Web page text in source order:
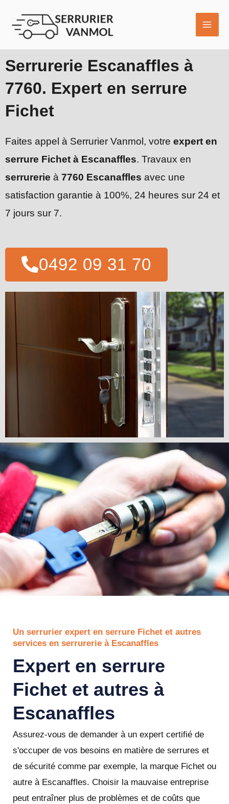
contenu
Serrurerie Escanaffles à
7760. Expert en serrure
Fichet
Faites appel à Serrurier Vanmol, votre expert en
serrure Fichet à Escanaffles. Travaux en
serrurerie à 7760 Escanaffles avec une
satisfaction garantie à 100%, 24 heures sur 24 et
7 jours sur 7.
0492 09 31 70
Un serrurier expert en serrure Fichet et autres
services en serrurerie à Escanaffles
Expert en serrure
Fichet et autres à
Escanaffles
Assurez-vous de demander à un expert certifié de
s'occuper de vos besoins en matière de serrures et
de sécurité comme par exemple, la marque Fichet ou
autre à Escanaffles. Choisir la mauvaise entreprise
peut entraîner plus de problèmes et de coûts que